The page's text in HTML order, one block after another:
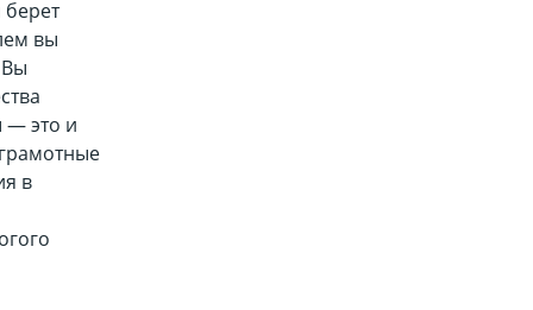
вы
— это и
в